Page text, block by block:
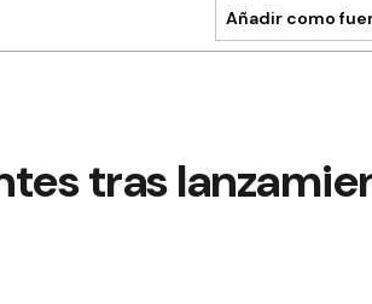
Añadir como
tras